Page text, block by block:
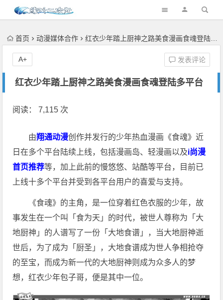
首页 动漫媒体合作 红衣少年踏上厨神之路美食漫画食魂登陆多平台
红衣少年踏上厨神之路美食漫画食魂登陆多平台
发表评论
A+
阅读： 7,115 次
由翔通动漫创作并发行的少年热血漫画《食魂》近
日在多个平台陆续上线，包括漫画岛、轻漫画以及i尚漫
首页推荐等，加上此前的慢悠悠、站酷等平台，目前已
上线十多个平台并受到各平台用户的喜爱与支持。
《食魂》的主角，是一位穿着红色衣服的少年，故
事发生在一个叫「食为天」的时代，被世人尊称为「大
地厨神」的人谱写了一份「大地食谱」，当大地厨神逝
世后，为了成为「厨圣」，大地食谱成为世人争相抢夺
的至宝，而成为新一代的大地厨神则成为众多人的梦
想，红衣少年包子哥，便是其中一位。